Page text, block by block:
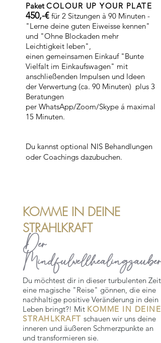
PaketCOLOUR UP YOUR PLATE
450,-€ für 2 Sitzungen à 90 Minuten -
"Lerne deine guten Eiweisse kennen"
und "Ohne Blockaden mehr
Leichtigkeit leben",
einen gemeinsamen Einkauf "Bunte
Vielfalt im Einkaufswagen" mit
anschließenden Impulsen und Ideen
der Verwertung (ca. 90 Minuten) plus 3
Beratungen
per WhatsApp/Zoom/Skype á maximal
15 Minuten.
Du kannst optional NIS Behandlungen
oder Coachings dazubuchen.
Der
Mindfulwellhealingzauber
KOMME IN DEINE
STRAHLKRAFT
Du möchtest dir in dieser turbulenten Zeit
eine magische "Reise" gönnen, die eine
nachhaltige positive Veränderung in dein
Leben bringt?! Mit KOMME IN DEINE
STRAHLKRAFT schauen wir uns deine
inneren und äußeren Schmerzpunkte an
und transformieren sie.